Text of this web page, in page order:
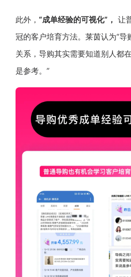
此外， “成单经验的可视化”， 让
冠的客户培育方法。莱茵认为“导
关系，导购其实需要知道别人都
是参考。”